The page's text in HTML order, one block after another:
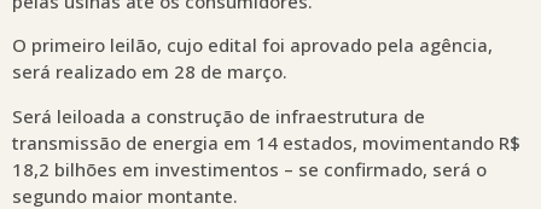
O primeiro leilão, cujo edital foi aprovado pela agência,
será realizado em 28 de março.
Será leiloada a construção de infraestrutura de
transmissão de energia em 14 estados, movimentando R$
18,2 bilhões em investimentos – se confirmado, será o
segundo maior montante.